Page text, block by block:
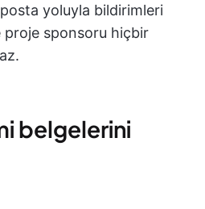
yoluyla bildirimleri
sponsoru hiçbir
belgelerini